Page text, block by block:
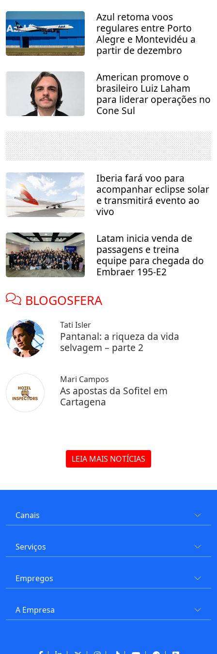
Azul retoma voos
regulares entre Porto
Alegre e Montevidéu a
partir de dezembro
American promove o
brasileiro Luiz Laham
para liderar operações no
Cone Sul
Iberia fará voo para
acompanhar eclipse solar
e transmitirá evento ao
vivo
Latam inicia venda de
passagens e treina
equipe para chegada do
Embraer 195-E2
BLOGOSFERA
Tati Isler
Pantanal: a riqueza da vida
selvagem – parte 2
Mari Campos
As apostas da Sofitel em
Cartagena
LEIA MAIS NOTÍCIAS
Canais
Serviços
Empregos
A Empresa